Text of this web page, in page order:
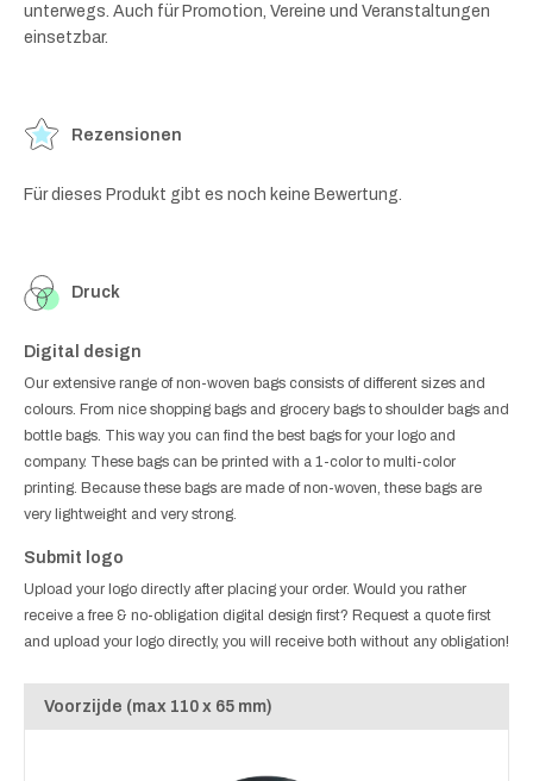
unterwegs. Auch für Promotion, Vereine und Veranstaltungen
einsetzbar.
Rezensionen
Für dieses Produkt gibt es noch keine Bewertung.
Druck
Digital design
Our extensive range of non-woven bags consists of different sizes and
colours. From nice shopping bags and grocery bags to shoulder bags and
bottle bags. This way you can find the best bags for your logo and
company. These bags can be printed with a 1-color to multi-color
printing. Because these bags are made of non-woven, these bags are
very lightweight and very strong.
Submit logo
Upload your logo directly after placing your order. Would you rather
receive a free & no-obligation digital design first? Request a quote first
and upload your logo directly, you will receive both without any obligation!
Voorzijde (max 110 x 65 mm)